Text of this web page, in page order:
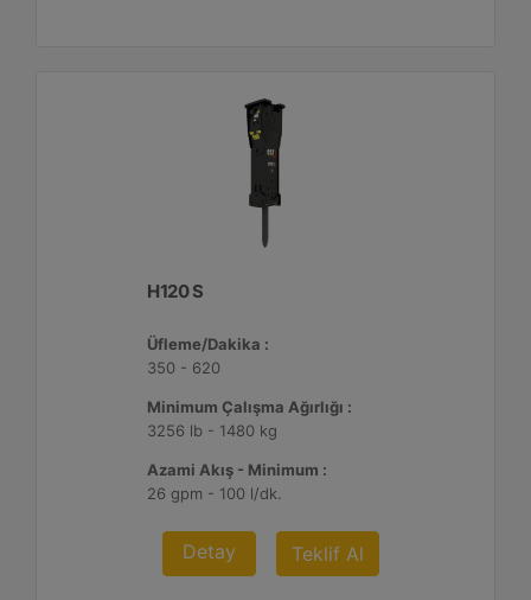
H120 S
Üfleme/Dakika :
350 - 620
Minimum Çalışma Ağırlığı :
3256 lb - 1480 kg
Azami Akış - Minimum :
26 gpm - 100 l/dk.
Detay Teklif Al